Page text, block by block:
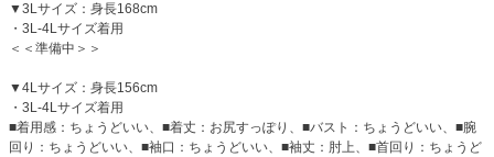
▼3Lサイズ：身長168cm
・3L-4Lサイズ着用
＜＜準備中＞＞
▼4Lサイズ：身長156cm
・3L-4Lサイズ着用
■着用感：ちょうどいい、■着丈：お尻すっぽり、■バスト：ちょうどいい、■腕
回り：ちょうどいい、■袖口：ちょうどいい、■袖丈：肘上、■首回り：ちょうど